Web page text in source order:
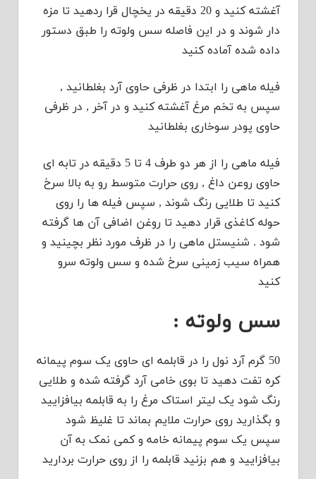
آغشته کنید و 20 دقیقه در یخچال قرا ردهید تا مزه
دار شوند و در این فاصله سس ولوته را طبق دستور
داده شده آماده کنید
فیله ماهی را ابتدا در ظرفی حاوی آرد بغلطانید ,
سپس به تخم مرغ آغشته کنید و در آخر , در ظرفی
حاوی پودر سوخاری بغلطانید
فیله ماهی را از هر دو طرف 4 تا 5 دقیقه در تابه ای
حاوی روعن داغ , روی حرارت متوسط رو به بالا سرخ
کنید تا طلایی رنگ شوند , سپس فیله ها را روی
حوله کاغذی قرار دهید تا روغن اضافی آن ها گرفته
شود . شنیستل ماهی را در ظرف مورد نظر بچینید و
همراه سیب زمینی سرخ شده و سس ولوته سرو
کنید
سس ولوته :
50 گرم آرد نول را در قابلمه ای حاوی یک سوم پیمانه
کره تفت دهید تا بوی خامی آرد گرفته شده و طلایی
رنگ شود یک لیتر استاک مرغ را به قابلمه بیافزایید
و بگذارید روی حرارت ملایم بماند تا غلیظ شود
سپس یک سوم پیمانه خامه و کمی نمک به آن
بیافزایید و هم بزنید قابلمه را از روی حرارت بردارید